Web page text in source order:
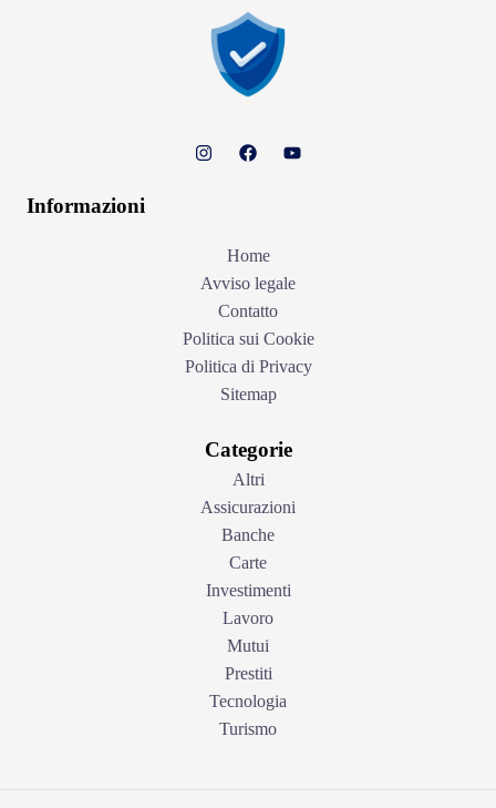
Informazioni
Home
Avviso legale
Contatto
Politica sui Cookie
Politica di Privacy
Sitemap
Categorie
Altri
Assicurazioni
Banche
Carte
Investimenti
Lavoro
Mutui
Prestiti
Tecnologia
Turismo